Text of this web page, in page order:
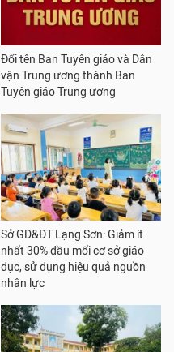
Đổi tên Ban Tuyên giáo và Dân
vận Trung ương thành Ban
Tuyên giáo Trung ương
Sở GD&ĐT Lạng Sơn: Giảm ít
nhất 30% đầu mối cơ sở giáo
dục, sử dụng hiệu quả nguồn
nhân lực